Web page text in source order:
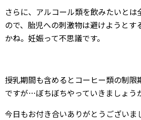
さらに、アルコール類を飲みたいとは
ので、胎児への刺激物は避けようとす
かね。妊娠って不思議です。
授乳期間も含めるとコーヒー類の制限
ですが…ぼちぼちやっていきましょ
今日もお付き合いありがとうございま